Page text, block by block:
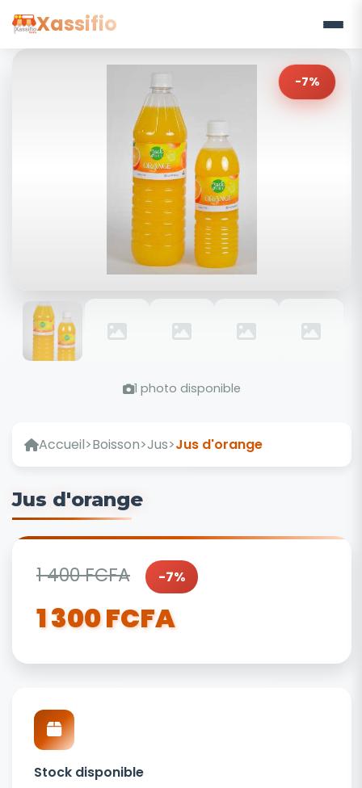
Xassifio
-7%
1 photo disponible
Accueil>Boisson>Jus>Jus d'orange
Jus d'orange
1 400 FCFA -7%
1 300 FCFA
Stock disponible